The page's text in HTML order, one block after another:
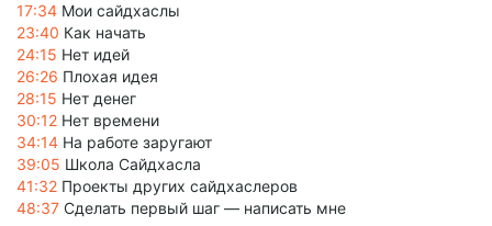
17:34 Мои сайдхаслы
23:40 Как начать
24:15 Нет идей
26:26 Плохая идея
28:15 Нет денег
30:12 Нет времени
34:14 На работе заругают
39:05 Школа Сайдхасла
41:32 Проекты других сайдхаслеров
48:37 Сделать первый шаг — написать мне